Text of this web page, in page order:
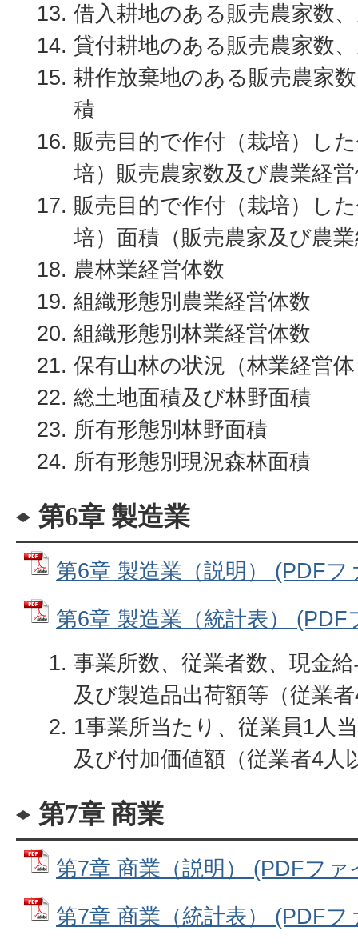
借入耕地のある販売農家数
貸付耕地のある販売農家数
耕作放棄地のある販売農家
積
販売目的で作付（栽培）し
培）販売農家数及び農業経
販売目的で作付（栽培）し
培）面積（販売農家及び農
農林業経営体数
組織形態別農業経営体数
組織形態別林業経営体数
保有山林の状況（林業経営
総土地面積及び林野面積
所有形態別林野面積
所有形態別現況森林面積
第6章 製造業
第6章 製造業（説明） (PDF
第6章 製造業（統計表）
事業所数、従業者数、現金
及び製造品出荷額等（従業
1事業所当たり、従業員1人
及び付加価値額（従業者4人
第7章 商業
第7章 商業（説明） (PDFフ
第7章 商業（統計表） (PDF